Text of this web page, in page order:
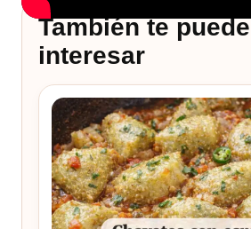
También te puede
interesar